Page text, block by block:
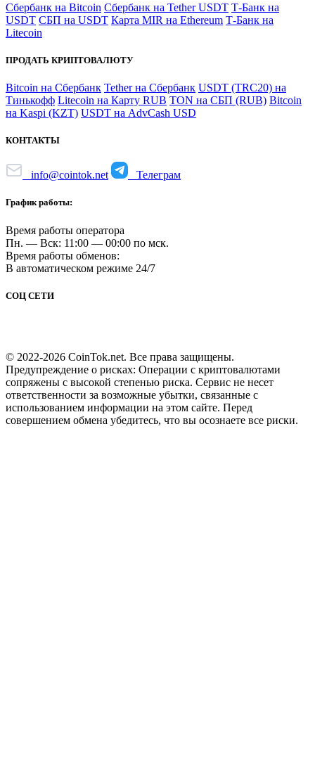
Сбербанк на Bitcoin Сбербанк на Tether USDT Т-Банк на
USDT СБП на USDT Карта MIR на Ethereum Т-Банк на
Litecoin
ПРОДАТЬ КРИПТОВАЛЮТУ
Bitcoin на Сбербанк Tether на Сбербанк USDT (TRC20) на
Тинькофф Litecoin на Карту RUB TON на СБП (RUB) Bitcoin
на Kaspi (KZT) USDT на AdvCash USD
КОНТАКТЫ
info@cointok.net Телеграм
График работы:
Время работы оператора
Пн. — Вск: 11:00 — 00:00 по мск.
Время работы обменов:
В автоматическом режиме 24/7
СОЦ СЕТИ
© 2022-2026 CoinTok.net. Все права защищены.
Предупреждение о рисках: Операции с криптовалютами
сопряжены с высокой степенью риска. Сервис не несет
ответственности за возможные убытки, связанные с
использованием информации на этом сайте. Перед
совершением обмена убедитесь, что вы осознаете все риски.